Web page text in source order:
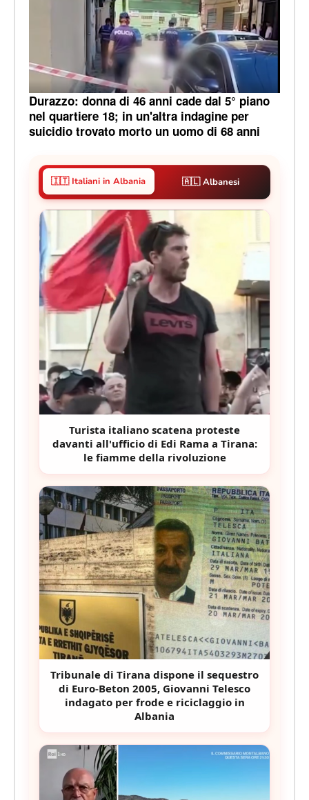
Durazzo: donna di 46 anni cade dal 5° piano
nel quartiere 18; in un'altra indagine per
suicidio trovato morto un uomo di 68 anni
🇮🇹 Italiani in Albania 🇦🇱 Albanesi
Turista italiano scatena proteste
davanti all'ufficio di Edi Rama a Tirana:
le fiamme della rivoluzione
Tribunale di Tirana dispone il sequestro
di Euro-Beton 2005, Giovanni Telesco
indagato per frode e riciclaggio in
Albania